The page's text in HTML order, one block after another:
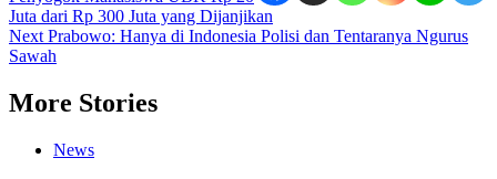
navigation
Juta dari Rp 300 Juta yang Dijanjikan
Next Prabowo: Hanya di Indonesia Polisi dan Tentaranya Ngurus
Sawah
More Stories
News